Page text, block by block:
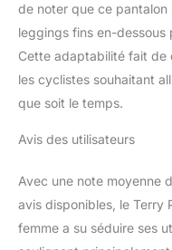
de noter que ce
leggings fins en-dessous
Cette adaptabilité fait de
les cyclistes souhaitant
que soit le temps.
Avis des utilisateurs
Avec une note moyenne
avis disponibles, le Terry
femme a su séduire ses